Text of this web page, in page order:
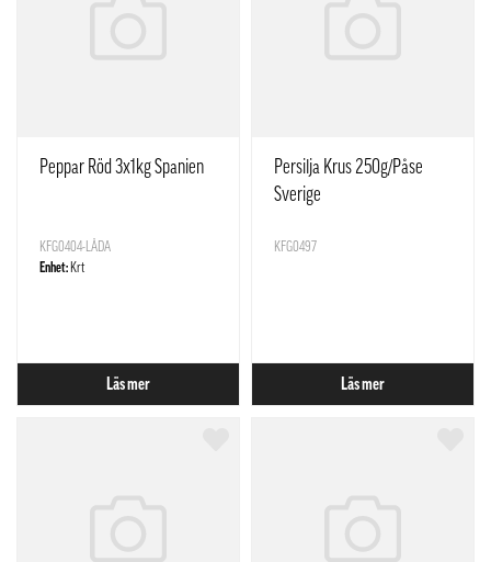
Peppar Röd 3x1kg Spanien
KFG0404-LÅDA
Enhet: Krt
Läs mer
Persilja Krus 250g/Påse
Sverige
KFG0497
Läs mer